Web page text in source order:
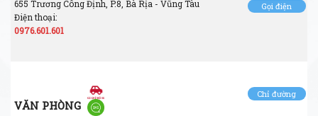
655 Trương Công Định, P.8, Bà Rịa - Vũng Tàu
Điện thoại:
0976.601.601
Gọi điện
VĂN PHÒNG
Chỉ đường